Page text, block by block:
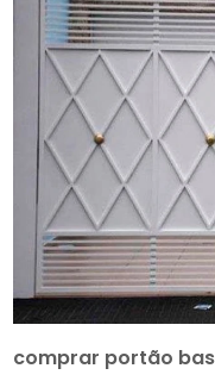
comprar portão